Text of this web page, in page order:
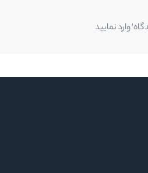
وارد نمایید